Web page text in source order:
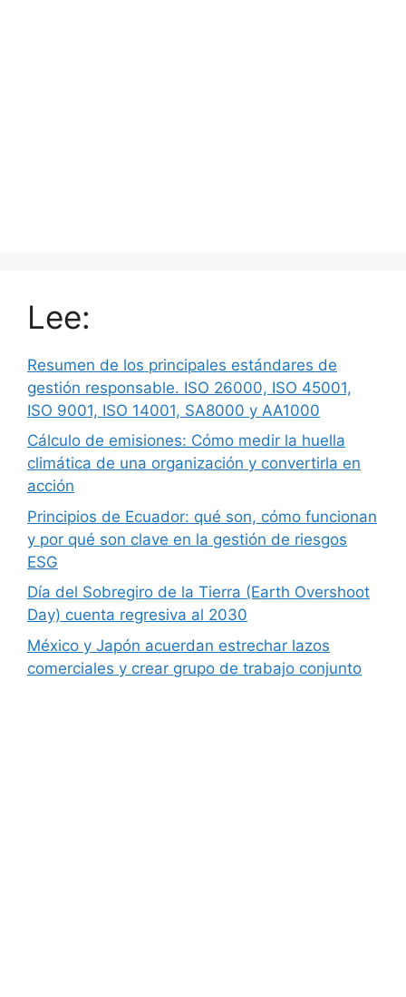
Lee:
Resumen de los principales estándares de
gestión responsable. ISO 26000, ISO 45001,
ISO 9001, ISO 14001, SA8000 y AA1000
Cálculo de emisiones: Cómo medir la huella
climática de una organización y convertirla en
acción
Principios de Ecuador: qué son, cómo funcionan
y por qué son clave en la gestión de riesgos
ESG
Día del Sobregiro de la Tierra (Earth Overshoot
Day) cuenta regresiva al 2030
México y Japón acuerdan estrechar lazos
comerciales y crear grupo de trabajo conjunto